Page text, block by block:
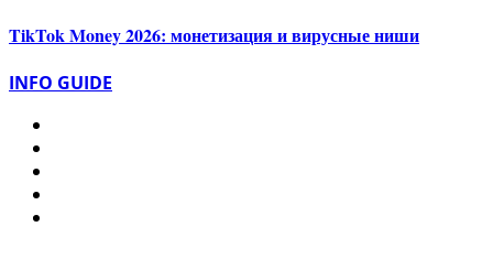
TikTok Money 2026: монетизация и вирусные ниши
INFO GUIDE